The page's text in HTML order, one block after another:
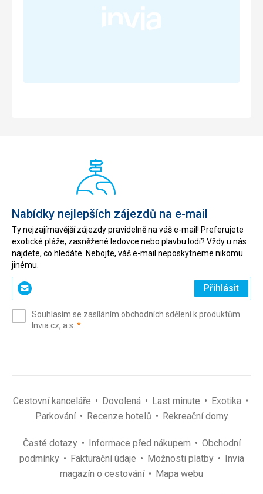
Nabídky nejlepších zájezdů na e-mail
Ty nejzajímavější zájezdy pravidelně na váš e-mail! Preferujete
exotické pláže, zasněžené ledovce nebo plavbu lodí? Vždy u nás
najdete, co hledáte. Nebojte, váš e-mail neposkytneme nikomu
jinému.
Zadejte
svůj
(povinné)
Přihlásit
Souhlasím se zasíláním obchodních sdělení k produktům
Invia.cz, a.s. *(povinné)
Cestovní kanceláře Dovolená Last minute
Exotika
Parkování
Recenze hotelů Rekreační domy
Časté dotazy Informace před nákupem
Obchodní
podmínky
Fakturační údaje Možnosti platby
Invia
magazín o cestování
Mapa webu